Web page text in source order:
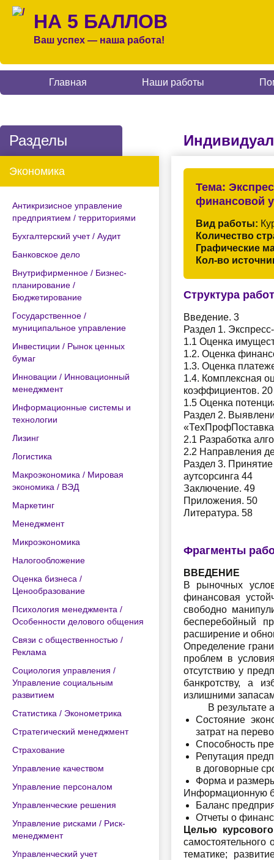
НА 5 БАЛЛОВ
Ваш успех — наша работа!
Главная Наши работы
Разделы
Экономика
Антикризисное управление
предприятием / территориями
Бухгалтерский учет / Аудит
Банковское дело
Внутрифирменное / Бизнес-
планирование /
Бюджетирование
Государственное /
муниципальное управление
Инвестиции / Рынок ценных
бумаг
Инновации / Инновационный
менеджмент
Информационные системы и
технологии
Лизинг
Логистика
Макроэкономика / Мировая
экономика / ВЭД
Маркетинг
Менеджмент
Микроэкономика
Налогообложение
Оценка бизнеса /
Ценообразование
Психология менеджмента /
Особенности делового общения
Связи с общественностью /
Реклама
Социология управления /
Управление социальным
развитием
Статистика / Эконометрика
Стратегический менеджмент
Страхование
Управление качеством
Управление персоналом
Управленческие решения
Управление рисками / Риск-
менеджмент
Управленческий учет
Тема:
финансовой
Вид работы:
Количество
Графические
Кол-во
Структура
Введение. 3
Раздел 1.
1.1 Оценка
1.2. Оценка
1.3. Оценка
1.4. Комплексная
коэффициентов. 20
1.5 Оценка
Раздел 2.
2.1 Разработка
2.2 Направления
Раздел 3.
аутсорсинга 44
Заключение. 49
Приложения. 50
Литература. 58
Фрагменты
ВВЕДЕНИЕ
В рыночных
финансовая
свободно
бесперебойный
расширение и
Определение
проблем в
отсутствию у
банкротству, а
излишними
В результате
Состояние
затрат на
Способность
Репутация
в договорные
Форма и
Информационную
Баланс
Отчеты о
Целью
самостоятельного
тематике;